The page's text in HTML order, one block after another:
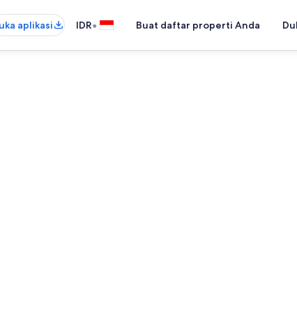
aplikasi IDR• Buat daftar properti Anda